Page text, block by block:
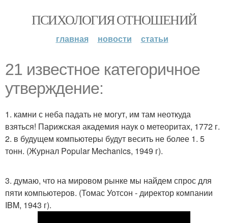
ПСИХОЛОГИЯ ОТНОШЕНИЙ
главная новости статьи
21 известное категоричное
утверждение:
1. камни с неба падать не могут, им там неоткуда
взяться! Парижская академия наук о метеоритах, 1772 г.
2. в будущем компьютеры будут весить не более 1. 5
тонн. (Журнал Popular Mechanics, 1949 г).
3. думаю, что на мировом рынке мы найдем спрос для
пяти компьютеров. (Томас Уотсон - директор компании
IBM, 1943 г).